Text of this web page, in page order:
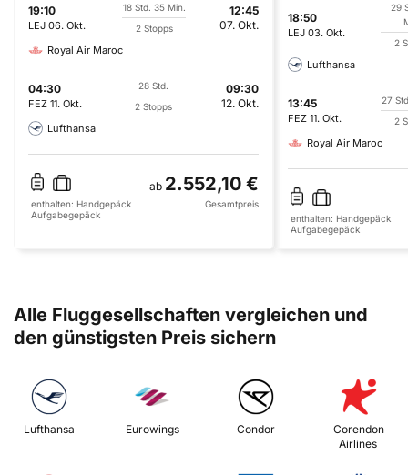
19:10
LEJ 06. Okt.
18 Std. 35 Min.
2 Stopps
12:45
07. Okt.
Royal Air Maroc
04:30
FEZ 11. Okt.
28 Std.
2 Stopps
09:30
12. Okt.
Lufthansa
ab 2.552,10 €
enthalten: Handgepäck
Aufgabegepäck
Gesamtpreis
18:50
LEJ 03. Okt.
29
2
Lufthansa
13:45
FEZ 11. Okt.
27
2
Royal Air Maroc
enthalten: Handgepäck
Aufgabegepäck
Alle Fluggesellschaften vergleichen und
den günstigsten Preis sichern
Lufthansa Eurowings Condor
Corendon
Airlines